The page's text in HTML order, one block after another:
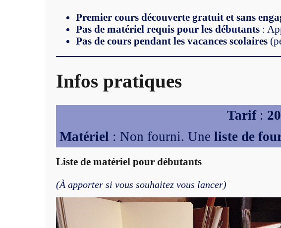
Premier cours découverte gratuit et sans
Pas de matériel requis pour les débutants :
Pas de cours pendant les vacances scolaires
Infos pratiques
Tarif:
Matériel : Non fourni. Une liste de
Liste de matériel pour débutants
(À apporter si vous souhaitez vous lancer)